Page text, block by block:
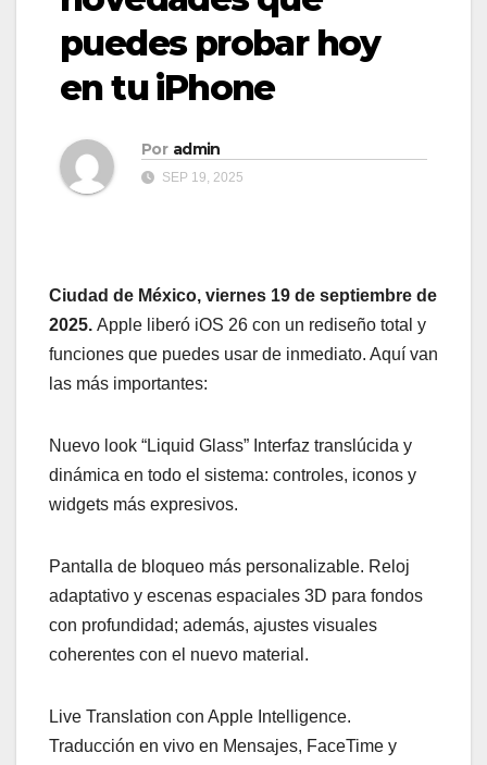
puedes probar hoy
en tu iPhone
Por admin
SEP 19, 2025
Ciudad de México, viernes 19 de septiembre de
2025. Apple liberó iOS 26 con un rediseño total y
funciones que puedes usar de inmediato. Aquí van
las más importantes:
Nuevo look “Liquid Glass” Interfaz translúcida y
dinámica en todo el sistema: controles, iconos y
widgets más expresivos.
Pantalla de bloqueo más personalizable. Reloj
adaptativo y escenas espaciales 3D para fondos
con profundidad; además, ajustes visuales
coherentes con el nuevo material.
Live Translation con Apple Intelligence.
Traducción en vivo en Mensajes, FaceTime y